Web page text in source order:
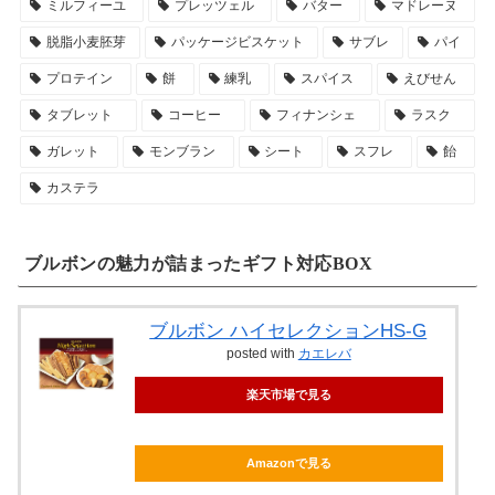
ミルフィーユ プレッツェル バター マドレーヌ
脱脂小麦胚芽 パッケージビスケット サブレ パイ
プロテイン 餅 練乳 スパイス えびせん
タブレット コーヒー フィナンシェ ラスク
ガレット モンブラン シート スフレ 飴
カステラ
ブルボンの魅力が詰まったギフト対応BOX
ブルボン ハイセレクションHS-G
posted with カエレバ
楽天市場で見る
Amazonで見る